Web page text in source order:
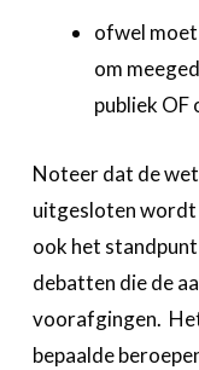
ofwel
om
publiek
Noteer dat de
uitgesloten wordt
ook het
debatten die de
voorafgingen.
bepaalde